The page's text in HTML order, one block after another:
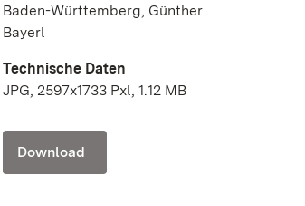
Baden-Württemberg, Günther
Bayerl
Technische Daten
JPG, 2597x1733 Pxl, 1.12 MB
Download